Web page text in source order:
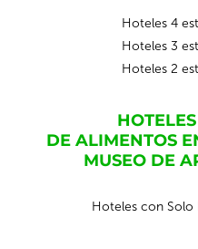
Hoteles 4
Hoteles 3
Hoteles 2
DE ALIMENTOS
MUSEO DE
Hoteles con Solo